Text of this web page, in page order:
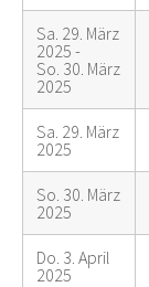
Sa. 29. März
2025 -
So. 30. März
2025
Sa. 29. März
2025
So. 30. März
2025
Do. 3. April
2025